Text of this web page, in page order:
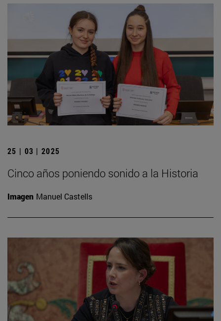
25 | 03 | 2025
Cinco años poniendo sonido a la Historia
Imagen Manuel Castells